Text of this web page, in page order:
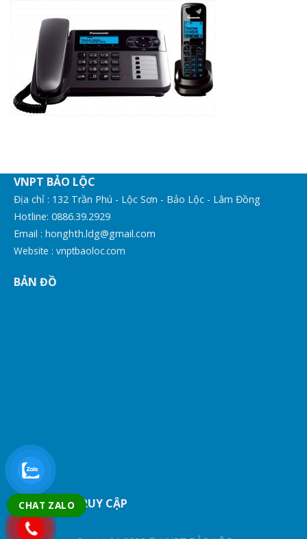
VNPT BẢO LỘC
Địa chỉ : 132 Trần Phú - Lộc Sơn - Bảo Lộc - Lâm Đồng
Hotline: 0886.39.2929
Email : honghth.ldg@gmail.com
Website : vnptbaoloc.com
BẢN ĐỒ
THỐNG KÊ TRUY CẬP
CHAT ZALO